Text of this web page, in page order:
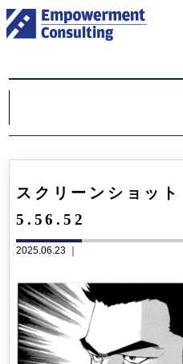
スクリーンショッ
5.56.52
2025.06.23 ｜